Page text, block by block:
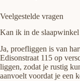
Veelgestelde vragen
Kan ik in de
Ja, proefliggen is van
Edisonstraat 115 op
liggen, zodat je rustig
aanvoelt voordat je een